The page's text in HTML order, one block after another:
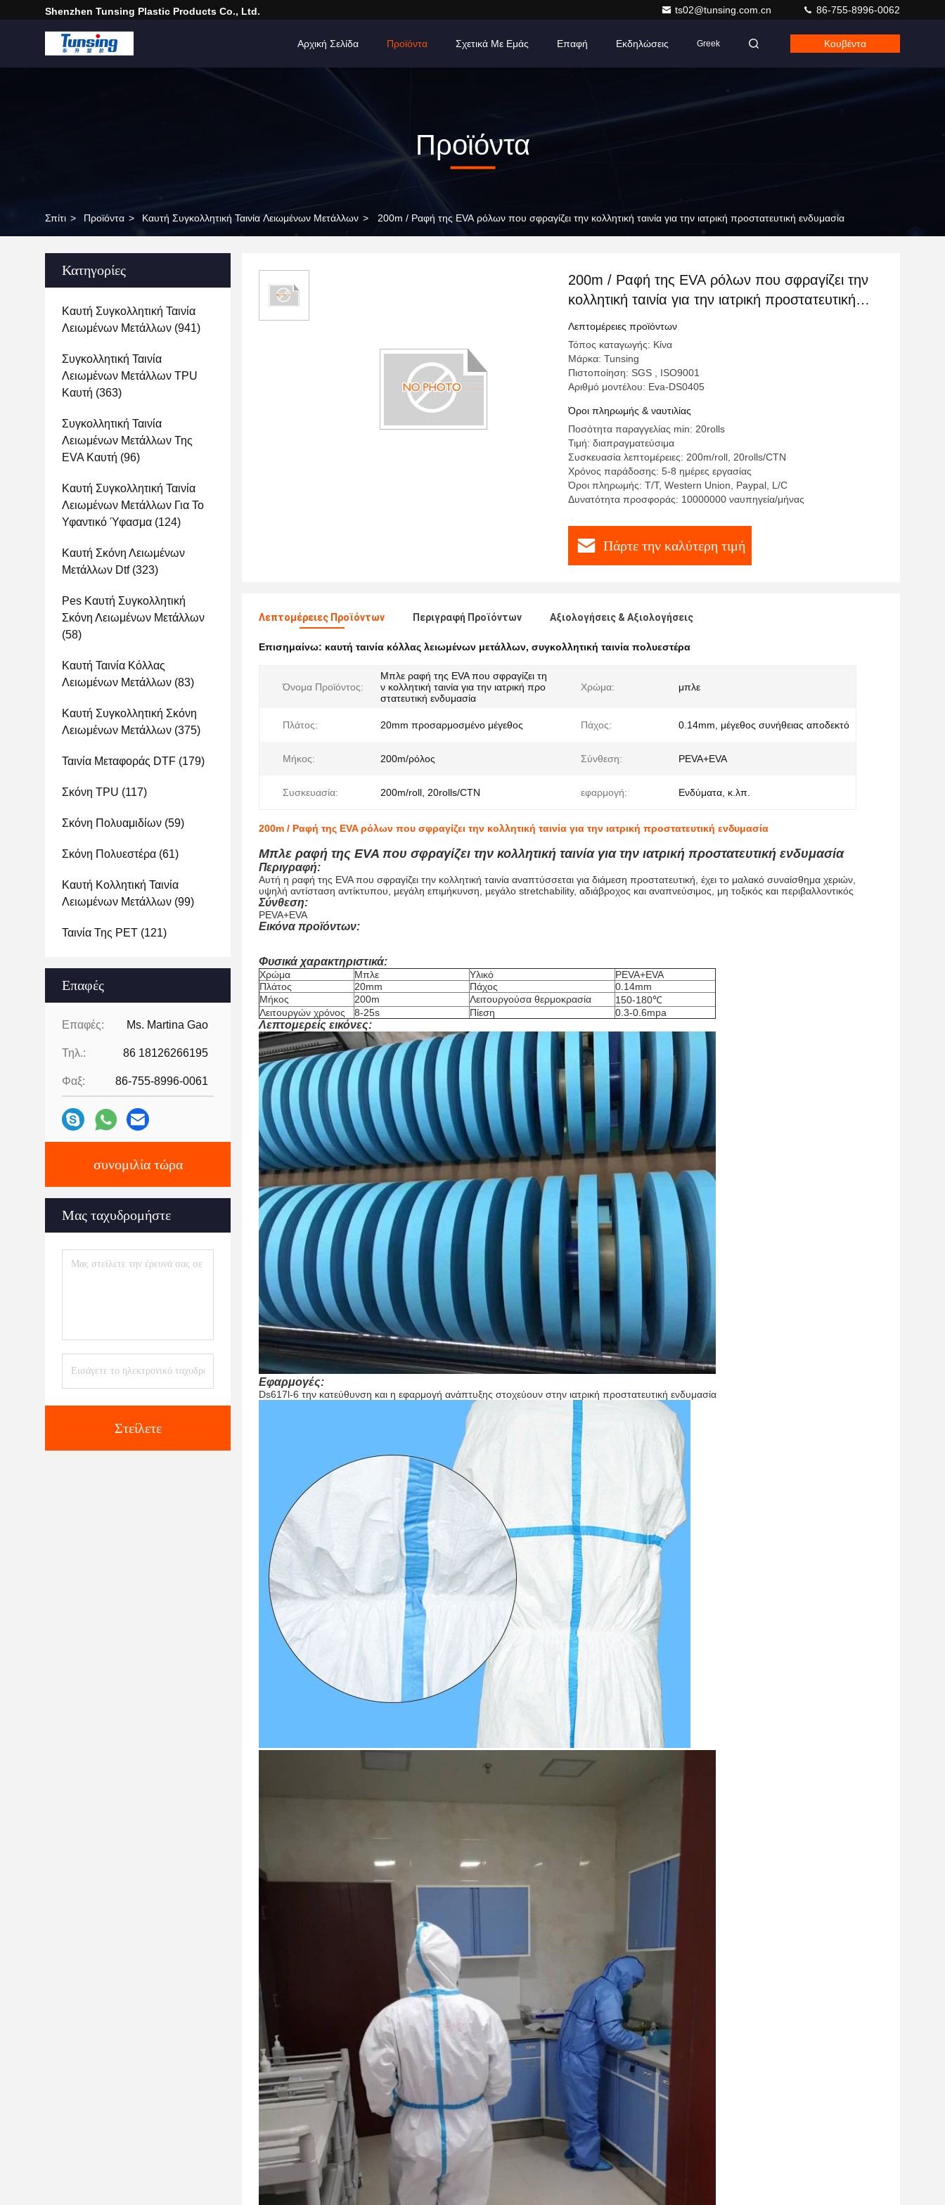
Shenzhen Tunsing Plastic Products Co., Ltd. ts02@tunsing.com.cn 86-755-8996-0062
Αρχική Σελίδα Προϊόντα Σχετικά Με Εμάς Επαφή Εκδηλώσεις Greek Κουβέντα
Προϊόντα
Σπίτι > Προϊόντα > Καυτή Συγκολλητική Ταινία Λειωμένων Μετάλλων > 200m / Ραφή της EVA ρόλων που σφραγίζει την κολλητική ταινία για την ιατρική προστατευτική ενδυμασία
Κατηγορίες
Καυτή Συγκολλητική Ταινία
Λειωμένων Μετάλλων (941)
Συγκολλητική Ταινία
Λειωμένων Μετάλλων TPU
Καυτή (363)
Συγκολλητική Ταινία
Λειωμένων Μετάλλων Της
EVA Καυτή (96)
Καυτή Συγκολλητική Ταινία
Λειωμένων Μετάλλων Για Το
Υφαντικό Ύφασμα (124)
Καυτή Σκόνη Λειωμένων
Μετάλλων Dtf(323)
Pes Καυτή Συγκολλητική
Σκόνη Λειωμένων Μετάλλων
(58)
Καυτή Ταινία Κόλλας
Λειωμένων Μετάλλων (83)
Καυτή Συγκολλητική Σκόνη
Λειωμένων Μετάλλων (375)
Ταινία Μεταφοράς DTF (179)
Σκόνη TPU (117)
Σκόνη Πολυαμιδίων (59)
Σκόνη Πολυεστέρα (61)
Καυτή Κολλητική Ταινία
Λειωμένων Μετάλλων (99)
Ταινία Της PET (121)
Επαφές
Επαφές: Ms. Martina Gao
Τηλ.: 86 18126266195
Φαξ: 86-755-8996-0061
συνομιλία τώρα
Μας ταχυδρομήστε
Στείλετε
200m / Ραφή της EVA ρόλων που σφραγίζει την
κολλητική ταινία για την ιατρική προστατευτική
ενδυμασία
Λεπτομέρειες προϊόντων
Τόπος καταγωγής: Κίνα
Μάρκα: Tunsing
Πιστοποίηση: SGS , ISO9001
Αριθμό μοντέλου: Eva-DS0405
Όροι πληρωμής & ναυτιλίας
Ποσότητα παραγγελίας min: 20rolls
Τιμή: διαπραγματεύσιμα
Συσκευασία λεπτομέρειες: 200m/roll, 20rolls/CTN
Χρόνος παράδοσης: 5-8 ημέρες εργασίας
Όροι πληρωμής: T/T, Western Union, Paypal, L/C
Δυνατότητα προσφοράς: 10000000 ναυπηγεία/μήνας
Πάρτε την καλύτερη τιμή
Λεπτομέρειες Προϊόντων Περιγραφή Προϊόντων Αξιολογήσεις & Αξιολογήσεις
Επισημαίνω: καυτή ταινία κόλλας λειωμένων μετάλλων, συγκολλητική ταινία πολυεστέρα
Όνομα Προϊόντος:
Μπλε ραφή της EVA που σφραγίζει τη
ν κολλητική ταινία για την ιατρική προ
στατευτική ενδυμασία
Χρώμα: μπλε
Πλάτος: 20mm προσαρμοσμένο μέγεθος Πάχος: 0.14mm, μέγεθος συνήθειας αποδεκτό
Μήκος: 200m/ρόλος Σύνθεση: PEVA+EVA
Συσκευασία: 200m/roll, 20rolls/CTN εφαρμογή: Ενδύματα, κ.λπ.
200m / Ραφή της EVA ρόλων που σφραγίζει την κολλητική ταινία για την ιατρική προστατευτική ενδυμασία
Μπλε ραφή της EVA που σφραγίζει την κολλητική ταινία για την ιατρική προστατευτική ενδυμασία
Περιγραφή:
Αυτή η ραφή της EVA που σφραγίζει την κολλητική ταινία αναπτύσσεται για διάμεση προστατευτική, έχει το μαλακό συναίσθημα χεριών,
υψηλή αντίσταση αντίκτυπου, μεγάλη επιμήκυνση, μεγάλο stretchability, αδιάβροχος και αναπνεύσιμος, μη τοξικός και περιβαλλοντικός
Σύνθεση:
PEVA+EVA
Εικόνα προϊόντων:
Φυσικά χαρακτηριστικά:
Χρώμα Μπλε Υλικό
PEVA+EVA
Πλάτος
20mm Πάχος
0.14mm
Μήκος
200m Λειτουργούσα θερμοκρασία
150-180℃
Λειτουργών χρόνος
8-25s Πίεση 0.3-0.6mpa
Λεπτομερείς εικόνες:
Εφαρμογές:
Ds617l-6 την κατεύθυνση και η εφαρμογή ανάπτυξης στοχεύουν στην ιατρική προστατευτική ενδυμασία